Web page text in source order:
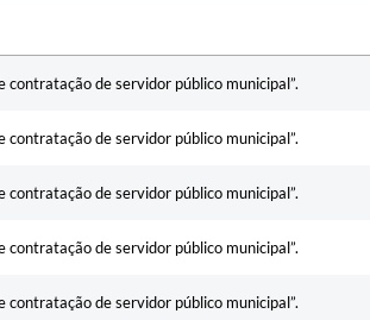
contratação de servidor público municipal”.
contratação de servidor público municipal”.
contratação de servidor público municipal”.
contratação de servidor público municipal”.
contratação de servidor público municipal”.